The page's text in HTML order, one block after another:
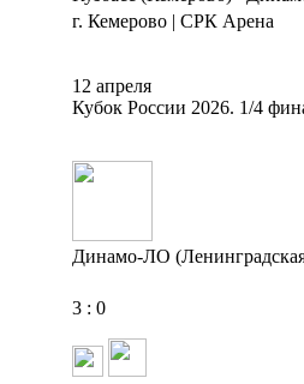
г. Кемерово | СРК Арена
12 апреля
Кубок России 2026. 1/4
Динамо-ЛО
3 : 0